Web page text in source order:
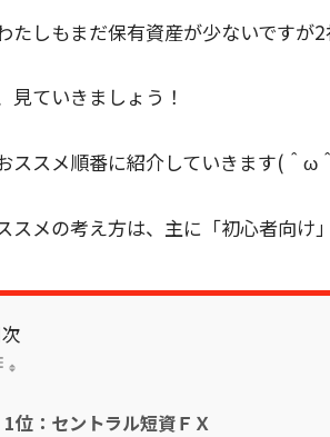
たしもまだ保有資産が少ないですが
見ていきましょう！
ススメ順番に紹介していきます(＾ω
スメの考え方は、主に「初心者向け
1位：セントラル短資ＦＸ